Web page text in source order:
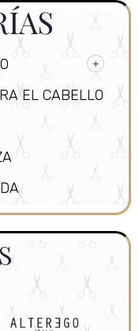
EL CABELLO